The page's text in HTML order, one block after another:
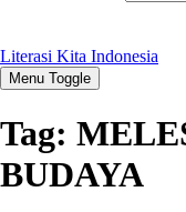
Literasi Kita Indonesia
Menu Toggle
Tag:
BUDAYA